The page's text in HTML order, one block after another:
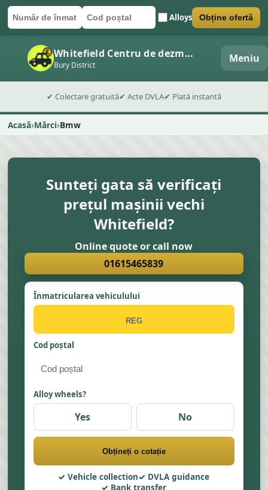
Număr de înmatriculare
Cod poștal Alloys
Trimite formularul Obține ofertă
Whitefield Centru de dezmembrări auto
Bury District Meniu
✔ Colectare gratuită✔ Acte DVLA✔ Plată instantă
Acasă Mărci Bmw
Sunteți gata să verificați
prețul mașinii vechi
Whitefield?
Online quote or call now
01615465839
Înmatricularea vehiculului
Cod poștal
Alloy wheels?
Yes No
Obțineți o cotație
Vehicle collection
DVLA guidance
Bank transfer